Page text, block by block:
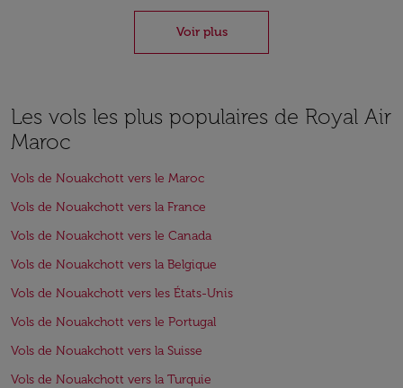
Voir plus
Les vols les plus populaires de Royal Air
Maroc
Vols de Nouakchott vers le Maroc
Vols de Nouakchott vers la France
Vols de Nouakchott vers le Canada
Vols de Nouakchott vers la Belgique
Vols de Nouakchott vers les États-Unis
Vols de Nouakchott vers le Portugal
Vols de Nouakchott vers la Suisse
Vols de Nouakchott vers la Turquie